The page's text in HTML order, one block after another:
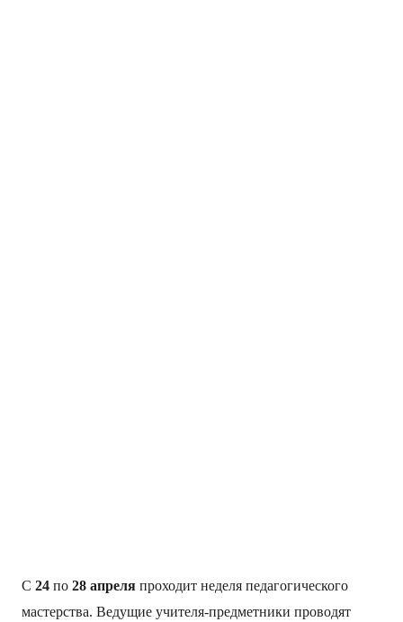
С 24 по 28 апреля проходит неделя педагогического
мастерства. Ведущие учителя-предметники проводят